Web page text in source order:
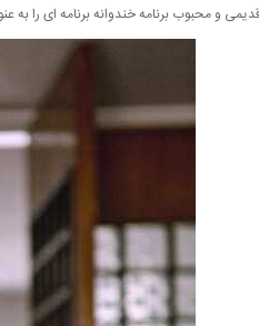
و محبوب برنامه خندوانه برنامه ای را به